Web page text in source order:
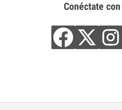
Conéctate